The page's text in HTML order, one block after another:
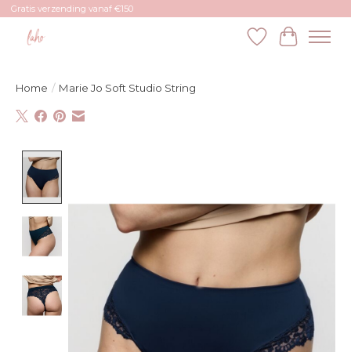
Gratis verzending vanaf €150
Verlanglijst
Home / Marie Jo Soft Studio String